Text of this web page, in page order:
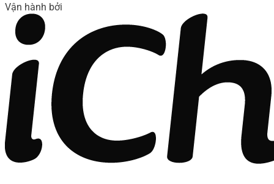
Vận hành bởi